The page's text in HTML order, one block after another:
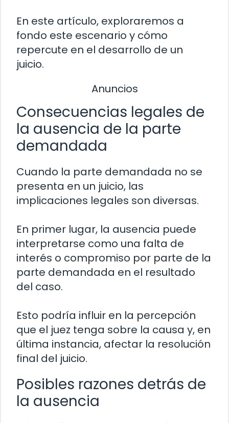
En este artículo, exploraremos a
fondo este escenario y cómo
repercute en el desarrollo de un
juicio.
Anuncios
Consecuencias legales de
la ausencia de la parte
demandada
Cuando la parte demandada no se
presenta en un juicio, las
implicaciones legales son diversas.
En primer lugar, la ausencia puede
interpretarse como una falta de
interés o compromiso por parte de la
parte demandada en el resultado
del caso.
Esto podría influir en la percepción
que el juez tenga sobre la causa y, en
última instancia, afectar la resolución
final del juicio.
Posibles razones detrás de
la ausencia